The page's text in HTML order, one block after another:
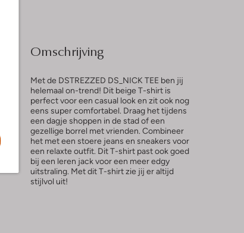
Omschrijving
Met de DSTREZZED DS_NICK TEE ben jij
helemaal on-trend! Dit beige T-shirt is
perfect voor een casual look en zit ook nog
eens super comfortabel. Draag het tijdens
een dagje shoppen in de stad of een
gezellige borrel met vrienden. Combineer
het met een stoere jeans en sneakers voor
een relaxte outfit. Dit T-shirt past ook goed
bij een leren jack voor een meer edgy
uitstraling. Met dit T-shirt zie jij er altijd
stijlvol uit!